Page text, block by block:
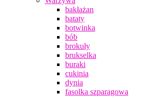
bakłażan
bataty
botwinka
bób
brokuły
brukselka
buraki
cukinia
dynia
fasolka szparagowa